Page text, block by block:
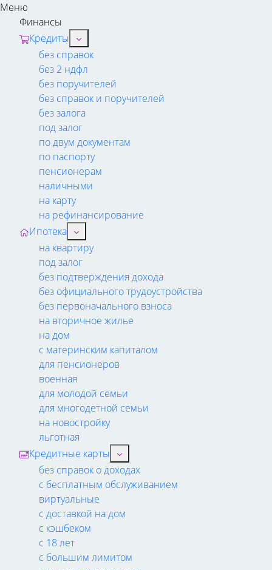
Меню
Финансы
Кредиты
без справок
без 2 ндфл
без поручителей
без справок и поручителей
без залога
под залог
по двум документам
по паспорту
пенсионерам
наличными
на карту
на рефинансирование
Ипотека
на квартиру
под залог
без подтверждения дохода
без официального трудоустройства
без первоначального взноса
на вторичное жилье
на дом
с материнским капиталом
для пенсионеров
военная
для молодой семьи
для многодетной семьи
на новостройку
льготная
Кредитные карты
без справок о доходах
с бесплатным обслуживанием
виртуальные
с доставкой на дом
с кэшбеком
с 18 лет
с большим лимитом